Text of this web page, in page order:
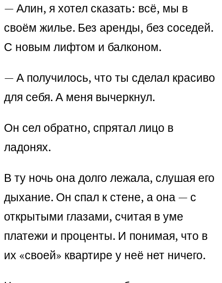
— Алин, я хотел сказать: всё, мы в
своём жилье. Без аренды, без соседей.
С новым лифтом и балконом.
— А получилось, что ты сделал красиво
для себя. А меня вычеркнул.
Он сел обратно, спрятал лицо в
ладонях.
В ту ночь она долго лежала, слушая его
дыхание. Он спал к стене, а она — с
открытыми глазами, считая в уме
платежи и проценты. И понимая, что в
их «своей» квартире у неё нет ничего.